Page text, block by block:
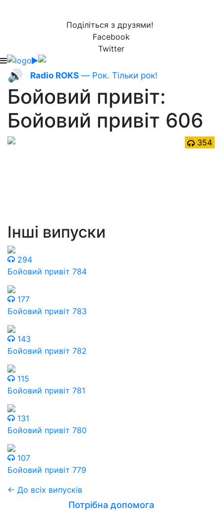
Поділіться з друзями!
Facebook
Twitter
🔊 Radio ROKS — Рок. Тільки рок!
Бойовий привіт:
Бойовий привіт 606
354
Інші випуски
294
Бойовий привіт 784
177
Бойовий привіт 783
143
Бойовий привіт 782
115
Бойовий привіт 781
131
Бойовий привіт 780
107
Бойовий привіт 779
← До всіх випусків
Потрібна допомога